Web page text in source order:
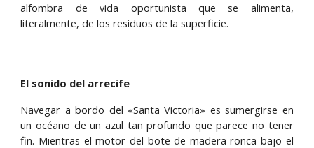
alfombra de vida oportunista que se alimenta,
literalmente, de los residuos de la superficie.
El sonido del arrecife
Navegar a bordo del «Santa Victoria» es sumergirse en
un océano de un azul tan profundo que parece no tener
fin. Mientras el motor del bote de madera ronca bajo el